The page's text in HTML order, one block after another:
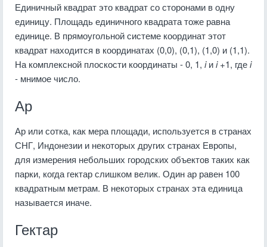
Единичный квадрат это квадрат со сторонами в одну
единицу. Площадь единичного квадрата тоже равна
единице. В прямоугольной системе координат этот
квадрат находится в координатах (0,0), (0,1), (1,0) и (1,1).
На комплексной плоскости координаты - 0, 1, iиi+1, гдеi
- мнимое число.
Ар
Ар или сотка, как мера площади, используется в странах
СНГ, Индонезии и некоторых других странах Европы,
для измерения небольших городских объектов таких как
парки, когда гектар слишком велик. Один ар равен 100
квадратным метрам. В некоторых странах эта единица
называется иначе.
Гектар